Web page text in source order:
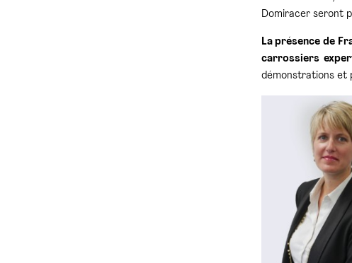
Domiracer seront
La présence de
carrossiers
démonstrations et